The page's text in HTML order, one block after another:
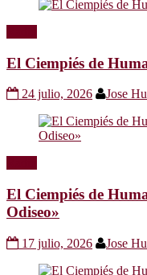
El Ciempiés de
24 julio, 2026 Jose
El Ciempiés de
Odiseo»
17 julio, 2026 Jose